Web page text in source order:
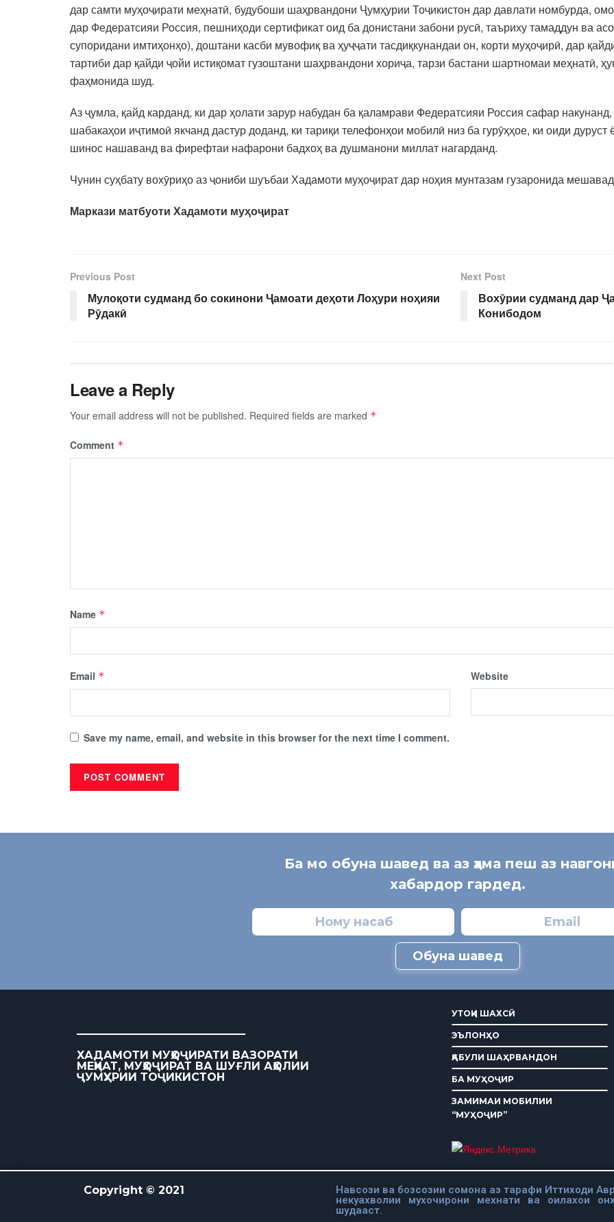
дар самти муҳоҷирати меҳнатӣ, будубоши шаҳрвандони Ҷумҳурии Тоҷикистон дар давлати номбурда,
дар Федератсияи Россия, пешниҳоди сертификат оид ба донистани забони русӣ, таъриху тамаддун ва
супоридани имтиҳонҳо), доштани касби мувофиқ ва ҳуҷҷати тасдиқкунандаи он, корти муҳоҷирӣ, дар
тартиби дар қайди ҷойи истиқомат гузоштани шаҳрвандони хориҷа, тарзи бастани шартномаи меҳнатӣ,
фаҳмонида шуд.
Аз ҷумла, қайд карданд, ки дар ҳолати зарур набудан ба қаламрави Федератсияи Россия сафар
шабакаҳои иҷтимоӣ якчанд дастур доданд, ки тариқи телефонҳои мобилӣ низ ба гурӯҳҳое, ки оиди
шинос нашаванд ва фирефтаи нафарони бадхоҳ ва душманони миллат нагарданд.
Чунин суҳбату вохӯриҳо аз ҷониби шуъбаи Хадамоти муҳоҷират дар ноҳия мунтазам гузаронида
Маркази матбуоти Хадамоти муҳоҷират
Previous Post
Мулоқоти судманд бо сокинони Ҷамоати деҳоти Лоҳури ноҳияи
Рӯдакӣ
Next Post
Вохӯрии судманд дар
Конибодом
Leave a Reply
Your email address will not be published. Required fields are marked *
Comment *
Name *
Email * Website
Save my name, email, and website in this browser for the next time I comment.
Ба мо обуна шавед ва аз ҳама пеш аз
хабардор гардед.
Обуна шавед
ХАДАМОТИ МУҲОҶИРАТИ ВАЗОРАТИ
МЕҲНАТ, МУҲОҶИРАТ ВА ШУҒЛИ АҲОЛИИ
ҶУМҲУРИИ ТОҶИКИСТОН
УТОҚИ ШАХСӢ
ЭЪЛОНҲО
ҚАБУЛИ ШАҲРВАНДОН
БА МУҲОҶИР
ЗАМИМАИ МОБИЛИИ
“МУҲОҶИР”
Copyright © 2021
Навсози ва бозсозии сомона аз тарафи Иттиходи
некуахволии мухочирони мехнати ва оилахои
шудааст.